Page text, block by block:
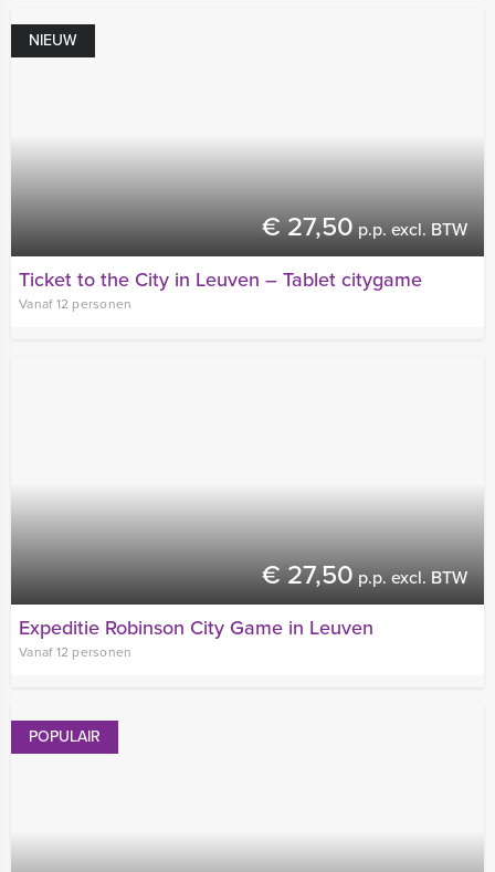
NIEUW
€ 27,50 p.p. excl. BTW
Ticket to the City in Leuven – Tablet citygame
Vanaf 12 personen
€ 27,50 p.p. excl. BTW
Expeditie Robinson City Game in Leuven
Vanaf 12 personen
POPULAIR